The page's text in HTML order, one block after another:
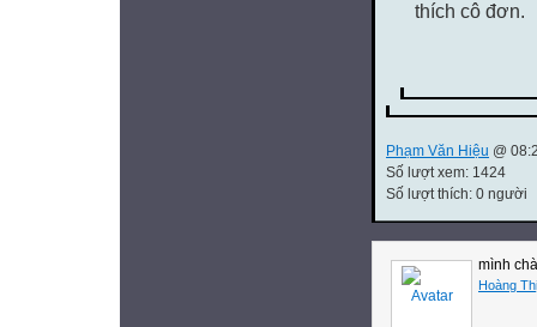
thích cô đơn.
Phạm Văn Hiệu @
Số lượt xem: 1424
Số lượt thích: 0 người
mình
Hoàng